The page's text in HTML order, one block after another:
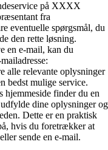
på XXXX
fra
eventuelle spørgsmål, du
den rette løsning.
en e-mail, kan du
alle relevante oplysninger
bedst mulige service.
hjemmeside finder du en
dine oplysninger og
Dette er en praktisk
hvis du foretrækker at
sende en e-mail.